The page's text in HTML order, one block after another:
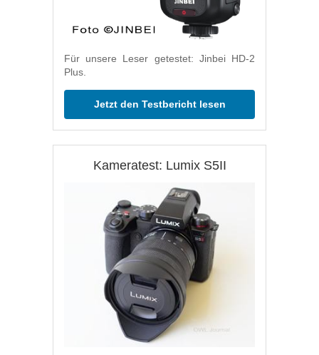
Für unsere Leser getestet: Jinbei HD-2
Plus.
Jetzt den Testbericht lesen
Kameratest: Lumix S5II